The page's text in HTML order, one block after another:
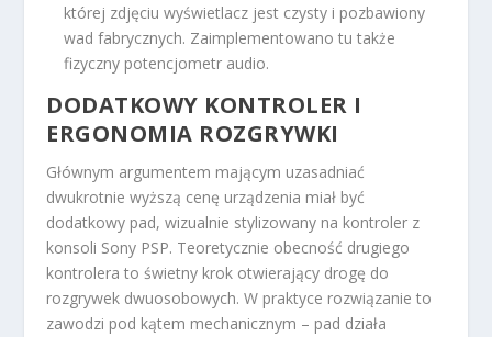
której zdjęciu wyświetlacz jest czysty i pozbawiony
wad fabrycznych. Zaimplementowano tu także
fizyczny potencjometr audio.
DODATKOWY KONTROLER I
ERGONOMIA ROZGRYWKI
Głównym argumentem mającym uzasadniać
dwukrotnie wyższą cenę urządzenia miał być
dodatkowy pad, wizualnie stylizowany na kontroler z
konsoli Sony PSP. Teoretycznie obecność drugiego
kontrolera to świetny krok otwierający drogę do
rozgrywek dwuosobowych. W praktyce rozwiązanie to
zawodzi pod kątem mechanicznym – pad działa